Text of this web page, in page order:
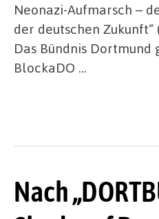
Neonazi-Aufmarsch –
der deutschen Zukunft“
Das Bündnis Dortmund
BlockaDO …
Nach